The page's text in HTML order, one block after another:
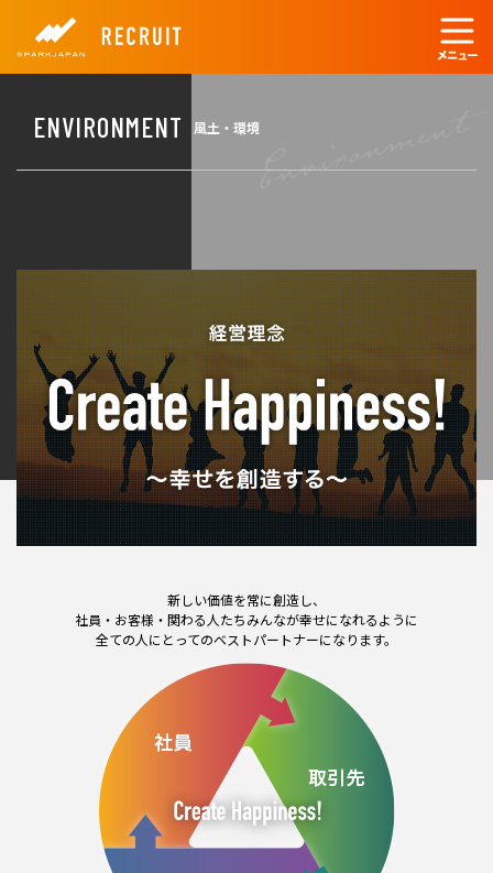
ENVIRONMENT 風土・環境
新しい価値を常に創造し、
社員・お客様・関わる人たちみんなが幸せになれるように
全ての人にとってのベストパートナーになります。